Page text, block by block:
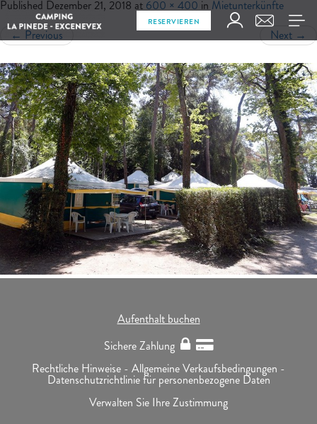
RESERVIEREN
Published Dezember 21, 2018 at 600 × 400 in Mietunterkünfte
← Previous Next →
Aufenthalt buchen
Sichere Zahlung
Rechtliche Hinweise - Allgemeine Verkaufsbedingungen -
Datenschutzrichtlinie für personenbezogene Daten
Verwalten Sie Ihre Zustimmung